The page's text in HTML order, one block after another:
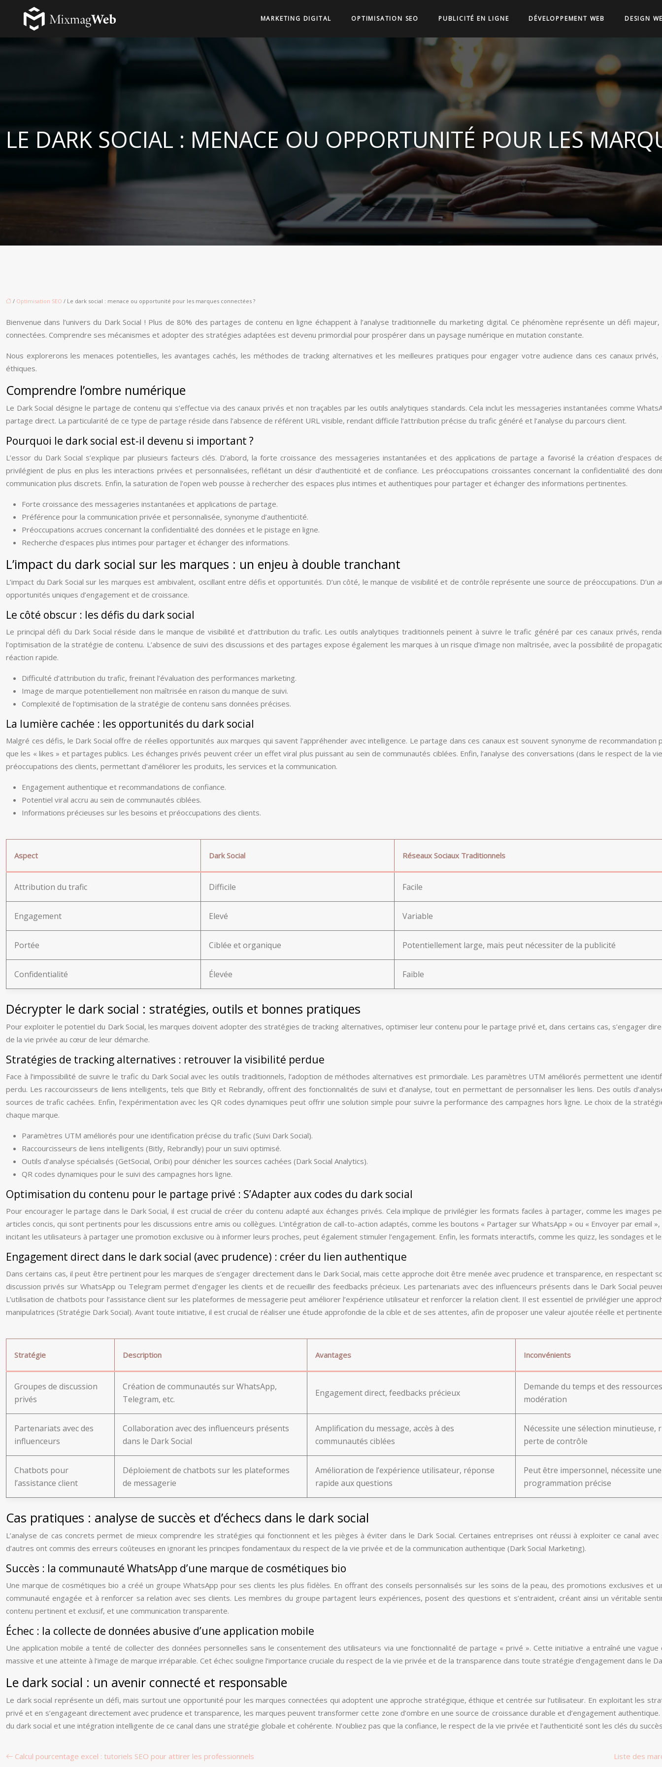
MARKETING DIGITAL OPTIMISATION SEO PUBLICITÉ EN LIGNE DÉVELOPPEMENT WEB DESIGN
LE DARK SOCIAL : MENACE OU OPPORTUNITÉ POUR LES
/ Optimisation SEO / Le dark social : menace ou opportunité pour les marques connectées ?
Bienvenue dans l’univers du Dark Social ! Plus de 80% des partages de contenu en ligne échappent à l’analyse traditionnelle du marketing digital. Ce phénomène représente un défi
connectées. Comprendre ses mécanismes et adopter des stratégies adaptées est devenu primordial pour prospérer dans un paysage numérique en mutation constante.
Nous explorerons les menaces potentielles, les avantages cachés, les méthodes de tracking alternatives et les meilleures pratiques pour engager votre audience dans ces canaux
éthiques.
Comprendre l’ombre numérique
Le Dark Social désigne le partage de contenu qui s’effectue via des canaux privés et non traçables par les outils analytiques standards. Cela inclut les messageries instantanées comme
partage direct. La particularité de ce type de partage réside dans l’absence de référent URL visible, rendant difficile l’attribution précise du trafic généré et l’analyse du parcours client.
Pourquoi le dark social est-il devenu si important ?
L’essor du Dark Social s’explique par plusieurs facteurs clés. D’abord, la forte croissance des messageries instantanées et des applications de partage a favorisé la création d’espaces
privilégient de plus en plus les interactions privées et personnalisées, reflétant un désir d’authenticité et de confiance. Les préoccupations croissantes concernant la confidentialité des
communication plus discrets. Enfin, la saturation de l’open web pousse à rechercher des espaces plus intimes et authentiques pour partager et échanger des informations pertinentes.
Forte croissance des messageries instantanées et applications de partage.
Préférence pour la communication privée et personnalisée, synonyme d’authenticité.
Préoccupations accrues concernant la confidentialité des données et le pistage en ligne.
Recherche d’espaces plus intimes pour partager et échanger des informations.
L’impact du dark social sur les marques : un enjeu à double tranchant
L’impact du Dark Social sur les marques est ambivalent, oscillant entre défis et opportunités. D’un côté, le manque de visibilité et de contrôle représente une source de préoccupations.
opportunités uniques d’engagement et de croissance.
Le côté obscur : les défis du dark social
Le principal défi du Dark Social réside dans le manque de visibilité et d’attribution du trafic. Les outils analytiques traditionnels peinent à suivre le trafic généré par ces canaux privés,
l’optimisation de la stratégie de contenu. L’absence de suivi des discussions et des partages expose également les marques à un risque d’image non maîtrisée, avec la possibilité de
réaction rapide.
Difficulté d’attribution du trafic, freinant l’évaluation des performances marketing.
Image de marque potentiellement non maîtrisée en raison du manque de suivi.
Complexité de l’optimisation de la stratégie de contenu sans données précises.
La lumière cachée : les opportunités du dark social
Malgré ces défis, le Dark Social offre de réelles opportunités aux marques qui savent l’appréhender avec intelligence. Le partage dans ces canaux est souvent synonyme de
que les « likes » et partages publics. Les échanges privés peuvent créer un effet viral plus puissant au sein de communautés ciblées. Enfin, l’analyse des conversations (dans le respect de
préoccupations des clients, permettant d’améliorer les produits, les services et la communication.
Engagement authentique et recommandations de confiance.
Potentiel viral accru au sein de communautés ciblées.
Informations précieuses sur les besoins et préoccupations des clients.
Aspect Dark Social Réseaux Sociaux Traditionnels
Attribution du trafic Difficile Facile
Engagement Elevé Variable
Portée Ciblée et organique Potentiellement large, mais peut nécessiter de la publicité
Confidentialité Élevée Faible
Décrypter le dark social : stratégies, outils et bonnes pratiques
Pour exploiter le potentiel du Dark Social, les marques doivent adopter des stratégies de tracking alternatives, optimiser leur contenu pour le partage privé et, dans certains cas, s’engager
de la vie privée au cœur de leur démarche.
Stratégies de tracking alternatives : retrouver la visibilité perdue
Face à l’impossibilité de suivre le trafic du Dark Social avec les outils traditionnels, l’adoption de méthodes alternatives est primordiale. Les paramètres UTM améliorés permettent une
perdu. Les raccourcisseurs de liens intelligents, tels que Bitly et Rebrandly, offrent des fonctionnalités de suivi et d’analyse, tout en permettant de personnaliser les liens. Des outils
sources de trafic cachées. Enfin, l’expérimentation avec les QR codes dynamiques peut offrir une solution simple pour suivre la performance des campagnes hors ligne. Le choix de la
chaque marque.
Paramètres UTM améliorés pour une identification précise du trafic (Suivi Dark Social).
Raccourcisseurs de liens intelligents (Bitly, Rebrandly) pour un suivi optimisé.
Outils d’analyse spécialisés (GetSocial, Oribi) pour dénicher les sources cachées (Dark Social Analytics).
QR codes dynamiques pour le suivi des campagnes hors ligne.
Optimisation du contenu pour le partage privé : S’Adapter aux codes du dark social
Pour encourager le partage dans le Dark Social, il est crucial de créer du contenu adapté aux échanges privés. Cela implique de privilégier les formats faciles à partager, comme les images
articles concis, qui sont pertinents pour les discussions entre amis ou collègues. L’intégration de call-to-action adaptés, comme les boutons « Partager sur WhatsApp » ou « Envoyer par email
incitant les utilisateurs à partager une promotion exclusive ou à informer leurs proches, peut également stimuler l’engagement. Enfin, les formats interactifs, comme les quizz, les sondages et
Engagement direct dans le dark social (avec prudence) : créer du lien authentique
Dans certains cas, il peut être pertinent pour les marques de s’engager directement dans le Dark Social, mais cette approche doit être menée avec prudence et transparence, en respectant
discussion privés sur WhatsApp ou Telegram permet d’engager les clients et de recueillir des feedbacks précieux. Les partenariats avec des influenceurs présents dans le Dark Social
L’utilisation de chatbots pour l’assistance client sur les plateformes de messagerie peut améliorer l’expérience utilisateur et renforcer la relation client. Il est essentiel de privilégier une
manipulatrices (Stratégie Dark Social). Avant toute initiative, il est crucial de réaliser une étude approfondie de la cible et de ses attentes, afin de proposer une valeur ajoutée réelle et
Stratégie Description Avantages Inconvénients
Groupes de discussion
privés
Création de communautés sur WhatsApp,
Telegram, etc.
Engagement direct, feedbacks précieux
Demande du temps et des
modération
Partenariats avec des
influenceurs
Collaboration avec des influenceurs présents
dans le Dark Social
Amplification du message, accès à des
communautés ciblées
Nécessite une sélection minutieuse,
perte de contrôle
Chatbots pour
l’assistance client
Déploiement de chatbots sur les plateformes
de messagerie
Amélioration de l’expérience utilisateur, réponse
rapide aux questions
Peut être impersonnel, nécessite une
programmation précise
Cas pratiques : analyse de succès et d’échecs dans le dark social
L’analyse de cas concrets permet de mieux comprendre les stratégies qui fonctionnent et les pièges à éviter dans le Dark Social. Certaines entreprises ont réussi à exploiter ce canal
d’autres ont commis des erreurs coûteuses en ignorant les principes fondamentaux du respect de la vie privée et de la communication authentique (Dark Social Marketing).
Succès : la communauté WhatsApp d’une marque de cosmétiques bio
Une marque de cosmétiques bio a créé un groupe WhatsApp pour ses clients les plus fidèles. En offrant des conseils personnalisés sur les soins de la peau, des promotions exclusives et
communauté engagée et à renforcer sa relation avec ses clients. Les membres du groupe partagent leurs expériences, posent des questions et s’entraident, créant ainsi un véritable
contenu pertinent et exclusif, et une communication transparente.
Échec : la collecte de données abusive d’une application mobile
Une application mobile a tenté de collecter des données personnelles sans le consentement des utilisateurs via une fonctionnalité de partage « privé ». Cette initiative a entraîné une
massive et une atteinte à l’image de marque irréparable. Cet échec souligne l’importance cruciale du respect de la vie privée et de la transparence dans toute stratégie d’engagement dans le
Le dark social : un avenir connecté et responsable
Le dark social représente un défi, mais surtout une opportunité pour les marques connectées qui adoptent une approche stratégique, éthique et centrée sur l’utilisateur. En exploitant les
privé et en s’engageant directement avec prudence et transparence, les marques peuvent transformer cette zone d’ombre en une source de croissance durable et d’engagement
du dark social et une intégration intelligente de ce canal dans une stratégie globale et cohérente. N’oubliez pas que la confiance, le respect de la vie privée et l’authenticité sont les clés du
Calcul pourcentage excel : tutoriels SEO pour attirer les professionnels Liste des